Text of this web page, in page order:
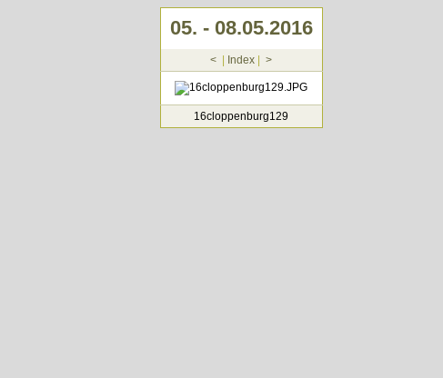
05. - 08.05.2016
< Index >
16cloppenburg129